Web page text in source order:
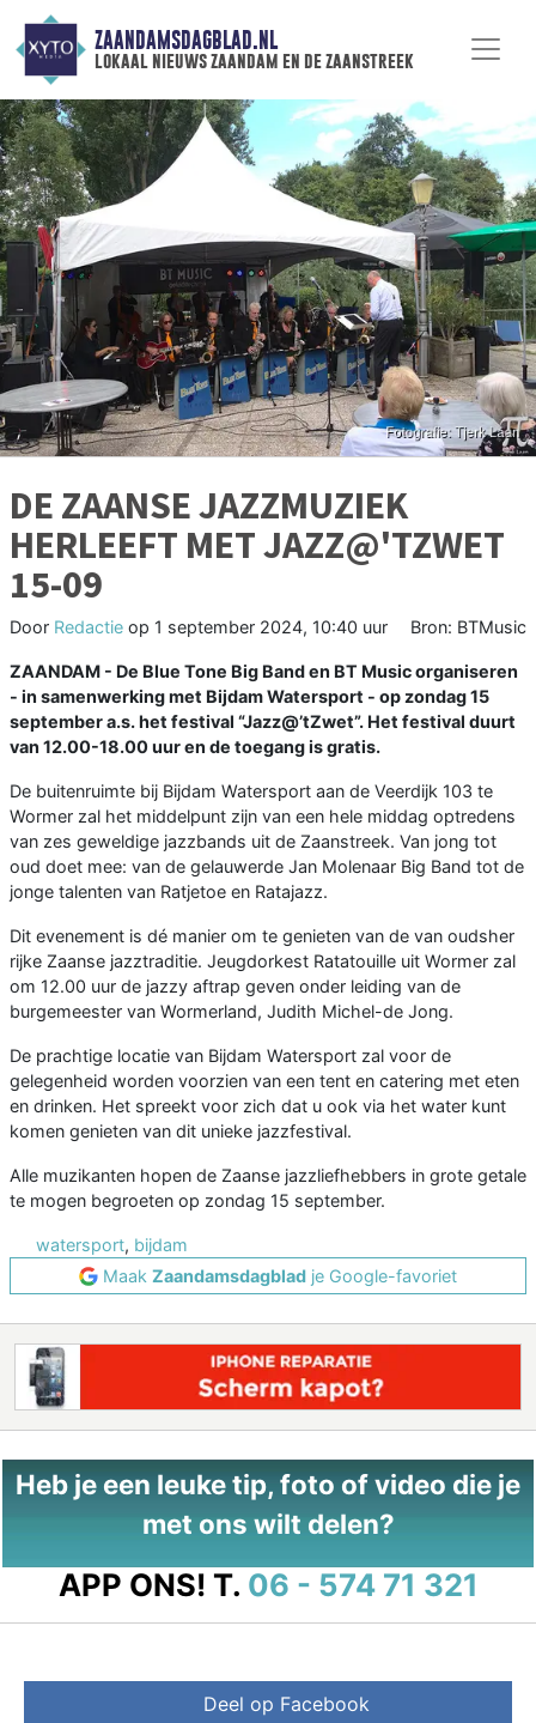
ZAANDAMSDAGBLAD.NL
lokaal nieuws zaandam en de zaanstreek
DE ZAANSE JAZZMUZIEK
HERLEEFT MET JAZZ@'TZWET
15-09
Door Redactie op 1 september 2024, 10:40 uur Bron: BTMusic
ZAANDAM - De Blue Tone Big Band en BT Music organiseren
- in samenwerking met Bijdam Watersport - op zondag 15
september a.s. het festival “Jazz@’tZwet”. Het festival duurt
van 12.00-18.00 uur en de toegang is gratis.
De buitenruimte bij Bijdam Watersport aan de Veerdijk 103 te
Wormer zal het middelpunt zijn van een hele middag optredens
van zes geweldige jazzbands uit de Zaanstreek. Van jong tot
oud doet mee: van de gelauwerde Jan Molenaar Big Band tot de
jonge talenten van Ratjetoe en Ratajazz.
Dit evenement is dé manier om te genieten van de van oudsher
rijke Zaanse jazztraditie. Jeugdorkest Ratatouille uit Wormer zal
om 12.00 uur de jazzy aftrap geven onder leiding van de
burgemeester van Wormerland, Judith Michel-de Jong.
De prachtige locatie van Bijdam Watersport zal voor de
gelegenheid worden voorzien van een tent en catering met eten
en drinken. Het spreekt voor zich dat u ook via het water kunt
komen genieten van dit unieke jazzfestival.
Alle muzikanten hopen de Zaanse jazzliefhebbers in grote getale
te mogen begroeten op zondag 15 september.
watersport, bijdam
Maak Zaandamsdagblad je Google-favoriet
Heb je een leuke tip, foto of video die je
met ons wilt delen?
APP ONS! T. 06 - 574 71 321
Deel op Facebook